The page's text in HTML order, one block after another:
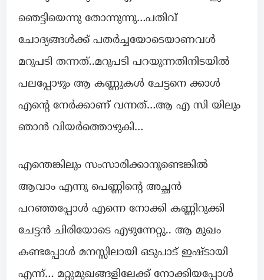
ഞെട്ടിയെന്നു തോന്നുന്നു…പതിവ്
ചോദ്യങ്ങൾക്ക് പതർച്ചയോടെയാണവൾ
മറുപടി തന്നത്..മറുപടി പറയുന്നതിനിടയിൽ
പലപ്പോഴും ആ കണ്ണുകൾ ചേട്ടനെ ക്കാൾ
എന്റെ നേർക്കാണ് വന്നത്…ആ എ സി യിലും
ഞാൻ വിയർത്തൊഴുകി…
എന്തെങ്കിലും സംസാരിക്കാനുണ്ടെങ്കിൽ
ആവാം എന്നു പെണ്ണിന്റെ അച്ഛൻ
പറഞ്ഞപ്പോൾ എന്നെ നോക്കി കണ്ണിറുക്കി
ചേട്ടൻ ചിരിയോടെ എഴുന്നേറ്റു.. ആ മുഖം
കണ്ടപ്പോൾ മനസ്സിലായി ഒടുപാട് ഇഷ്ടായി
എന്ന്… മറ്റുമുഖങ്ങളിലേക്ക് നോക്കിയപ്പോൾ